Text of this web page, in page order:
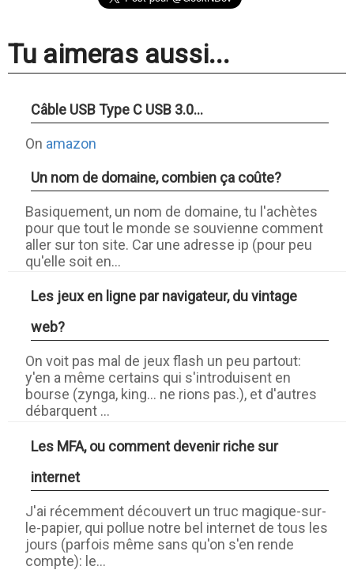
Tu aimeras aussi...
Câble USB Type C USB 3.0...
On amazon
Un nom de domaine, combien ça coûte?
Basiquement, un nom de domaine, tu l'achètes
pour que tout le monde se souvienne comment
aller sur ton site. Car une adresse ip (pour peu
qu'elle soit en...
Les jeux en ligne par navigateur, du vintage
web?
On voit pas mal de jeux flash un peu partout:
y'en a même certains qui s'introduisent en
bourse (zynga, king... ne rions pas.), et d'autres
débarquent ...
Les MFA, ou comment devenir riche sur
internet
J'ai récemment découvert un truc magique-sur-
le-papier, qui pollue notre bel internet de tous les
jours (parfois même sans qu'on s'en rende
compte): le...